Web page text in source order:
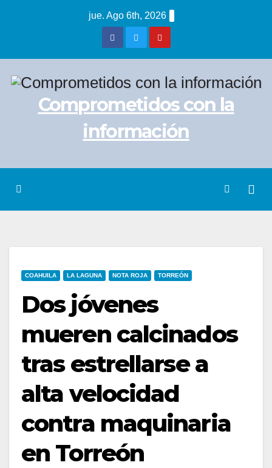
jue. Ago 6th, 2026
Comprometidos con la
información
COAHUILA LA LAGUNA NOTA ROJA TORREÓN
Dos jóvenes
mueren calcinados
tras estrellarse a
alta velocidad
contra maquinaria
en Torreón